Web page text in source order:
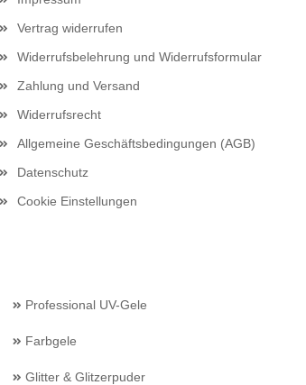
Vertrag widerrufen
Widerrufsbelehrung und Widerrufsformular
Zahlung und Versand
Widerrufsrecht
Allgemeine Geschäftsbedingungen (AGB)
Datenschutz
Cookie Einstellungen
Professional UV-Gele
Farbgele
Glitter & Glitzerpuder